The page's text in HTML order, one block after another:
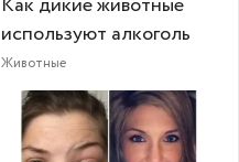
используют алкоголь
Животные